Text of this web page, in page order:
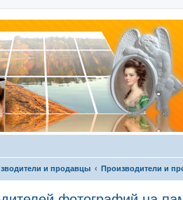
и продавцы Производители и